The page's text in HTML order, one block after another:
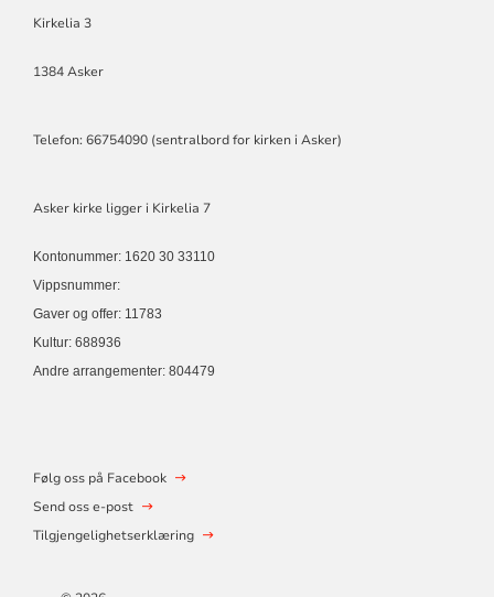
Kirkelia 3
1384 Asker
Telefon: 66754090 (sentralbord for kirken i Asker)
Asker kirke ligger i Kirkelia 7
Kontonummer: 1620 30 33110
Vippsnummer:
Gaver og offer: 11783
Kultur: 688936
Andre arrangementer: 804479
Følg oss på Facebook
Send oss e-post
Tilgjengelighetserklæring